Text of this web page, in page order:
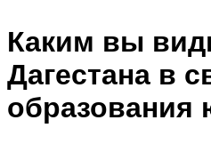
Каким вы
Дагестана в
образования